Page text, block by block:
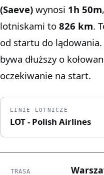
(Saeve) wynosi 1h 50m
lotniskami to 826 km.
od startu do
bywa dłuższy o
oczekiwanie na start.
LINIE LOTNICZE
LOT - Polish Airlines
TRASA